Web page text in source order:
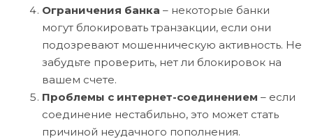
Ограничения банка – некоторые банки
могут блокировать транзакции, если они
подозревают мошенническую активность. Не
забудьте проверить, нет ли блокировок на
вашем счете.
Проблемы с интернет-соединением – если
соединение нестабильно, это может стать
причиной неудачного пополнения.